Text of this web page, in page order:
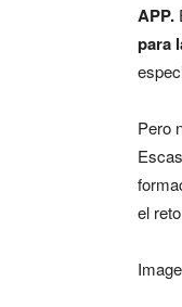
APP.
para
Pero
el